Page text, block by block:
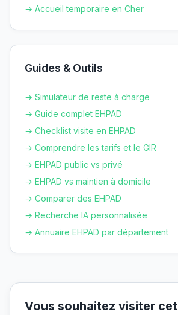
→ Accueil temporaire en Cher
Guides & Outils
→ Simulateur de reste à charge
→ Guide complet EHPAD
→ Checklist visite en EHPAD
→ Comprendre les tarifs et le GIR
→ EHPAD public vs privé
→ EHPAD vs maintien à domicile
→ Comparer des EHPAD
→ Recherche IA personnalisée
→ Annuaire EHPAD par département
Vous souhaitez visiter cet